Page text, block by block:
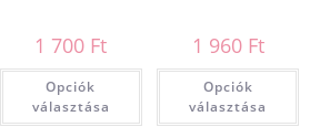
1 700 Ft
Opciók
választása
1 960 Ft
Opciók
választása